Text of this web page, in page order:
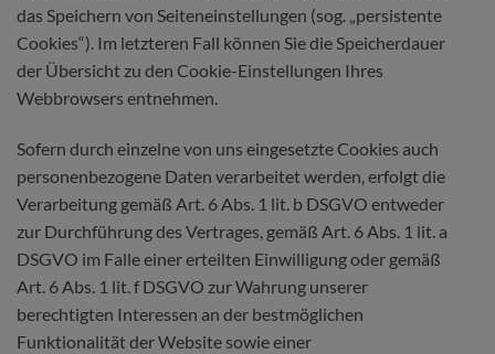
das Speichern von Seiteneinstellungen (sog. „persistente
Cookies“). Im letzteren Fall können Sie die Speicherdauer
der Übersicht zu den Cookie-Einstellungen Ihres
Webbrowsers entnehmen.
Sofern durch einzelne von uns eingesetzte Cookies auch
personenbezogene Daten verarbeitet werden, erfolgt die
Verarbeitung gemäß Art. 6 Abs. 1 lit. b DSGVO entweder
zur Durchführung des Vertrages, gemäß Art. 6 Abs. 1 lit. a
DSGVO im Falle einer erteilten Einwilligung oder gemäß
Art. 6 Abs. 1 lit. f DSGVO zur Wahrung unserer
berechtigten Interessen an der bestmöglichen
Funktionalität der Website sowie einer